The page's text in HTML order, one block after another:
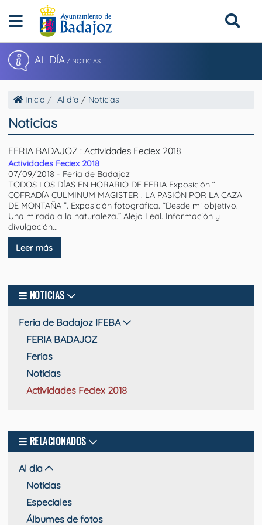
AL DÍA / NOTICIAS
Inicio Al día / Noticias
Noticias
FERIA BADAJOZ : Actividades Feciex 2018
Actividades Feciex 2018
07/09/2018 - Feria de Badajoz
TODOS LOS DÍAS EN HORARIO DE FERIA Exposición “
COFRADÍA CULMINUM MAGISTER . LA PASIÓN POR LA CAZA
DE MONTAÑA ”. Exposición fotográfica. “Desde mi objetivo.
Una mirada a la naturaleza.” Alejo Leal. Información y
divulgación...
Leer más
NOTICIAS
Feria de Badajoz IFEBA
FERIA BADAJOZ
Ferias
Noticias
Actividades Feciex 2018
RELACIONADOS
Al día
Noticias
Especiales
Álbumes de fotos